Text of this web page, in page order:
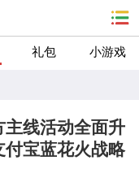
礼包 小游戏
主线活动全面升
宝蓝花火战略